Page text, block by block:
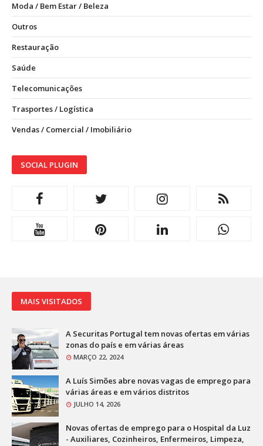
Moda / Bem Estar / Beleza
Outros
Restauração
Saúde
Telecomunicações
Trasportes / Logística
Vendas / Comercial / Imobiliário
SOCIAL PLUGIN
MAIS VISITADOS
A Securitas Portugal tem novas ofertas em várias
zonas do país e em várias áreas
MARÇO 22, 2024
A Luís Simões abre novas vagas de emprego para
várias áreas e em vários distritos
JULHO 14, 2026
Novas ofertas de emprego para o Hospital da Luz
- Auxiliares, Cozinheiros, Enfermeiros, Limpeza,